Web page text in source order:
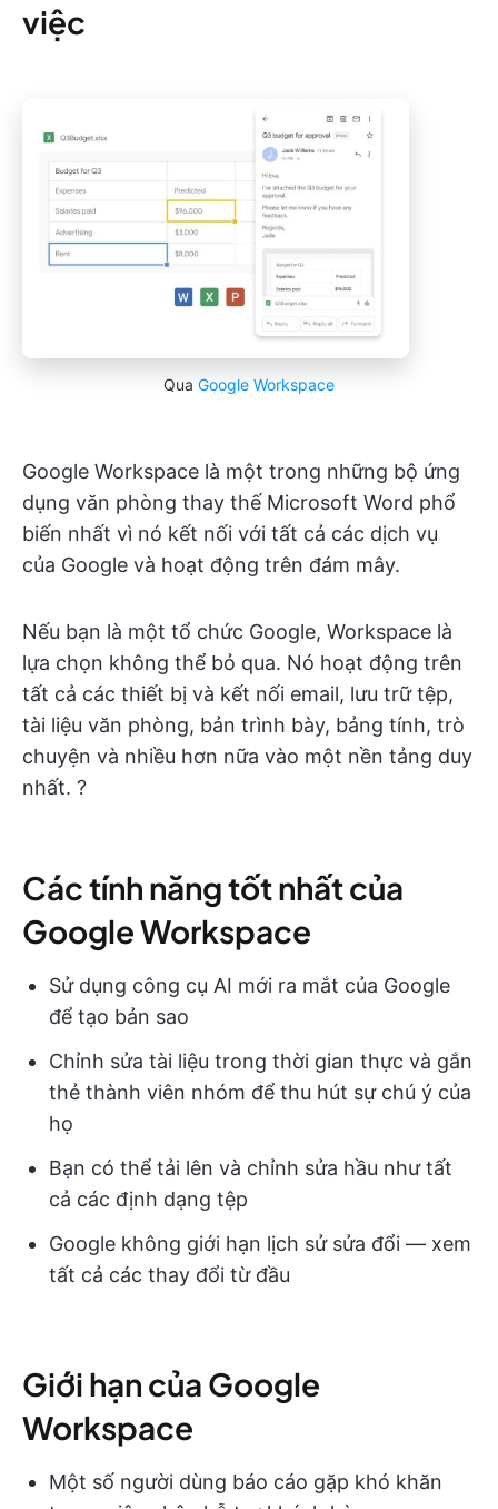
việc
Qua Google Workspace
Google Workspace là một trong những bộ ứng
dụng văn phòng thay thế Microsoft Word phổ
biến nhất vì nó kết nối với tất cả các dịch vụ
của Google và hoạt động trên đám mây.
Nếu bạn là một tổ chức Google, Workspace là
lựa chọn không thể bỏ qua. Nó hoạt động trên
tất cả các thiết bị và kết nối email, lưu trữ tệp,
tài liệu văn phòng, bản trình bày, bảng tính, trò
chuyện và nhiều hơn nữa vào một nền tảng duy
nhất. ?️
Các tính năng tốt nhất của
Google Workspace
Sử dụng công cụ AI mới ra mắt của Google
để tạo bản sao
Chỉnh sửa tài liệu trong thời gian thực và gắn
thẻ thành viên nhóm để thu hút sự chú ý của
họ
Bạn có thể tải lên và chỉnh sửa hầu như tất
cả các định dạng tệp
Google không giới hạn lịch sử sửa đổi — xem
tất cả các thay đổi từ đầu
Giới hạn của Google
Workspace
Một số người dùng báo cáo gặp khó khăn